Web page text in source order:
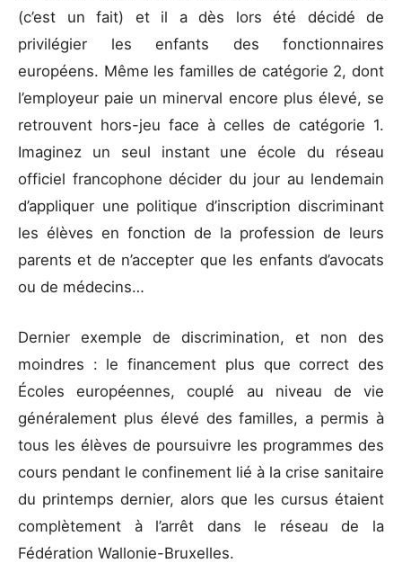
(c’est un fait) et il a dès lors été décidé de
privilégier les enfants des fonctionnaires
européens. Même les familles de catégorie 2, dont
l’employeur paie un minerval encore plus élevé, se
retrouvent hors-jeu face à celles de catégorie 1.
Imaginez un seul instant une école du réseau
officiel francophone décider du jour au lendemain
d’appliquer une politique d’inscription discriminant
les élèves en fonction de la profession de leurs
parents et de n’accepter que les enfants d’avocats
ou de médecins…
Dernier exemple de discrimination, et non des
moindres : le financement plus que correct des
Écoles européennes, couplé au niveau de vie
généralement plus élevé des familles, a permis à
tous les élèves de poursuivre les programmes des
cours pendant le confinement lié à la crise sanitaire
du printemps dernier, alors que les cursus étaient
complètement à l’arrêt dans le réseau de la
Fédération Wallonie-Bruxelles.